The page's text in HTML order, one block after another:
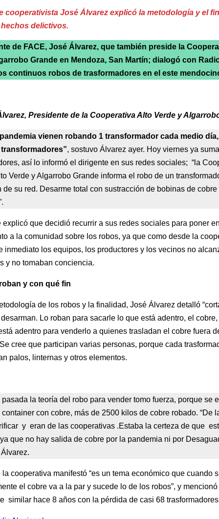
cooperativista José Álvarez explicó la metodología y el
delictivos.
de FACE, José Álvarez, que también preside la
Grande en Mendoza, San Martín; dialogó con
continuos robos de trasformadores en el este
Presidente de la Cooperativa Alto Verde y
vienen robando 1 transformador cada medio
, sostuvo Álvarez ayer. Hoy viernes ya
así lo informó el dirigente en sus redes sociales; “la
Verde y Algarrobo Grande informa el robo de un
de su red. Desarme total con sustracción de bobinas de
explicó que decidió recurrir a sus redes sociales para poner
a la comunidad sobre los robos, ya que como desde la
inmediato los equipos, los productores y los vecinos no
y no tomaban conciencia.
y con qué fin
de los robos y la finalidad, José Álvarez detalló
Lo roban para sacarle lo que está adentro, el
adentro para venderlo a quienes trasladan el cobre fuera
cree que participan varias personas, porque cada
palos, linternas y otros elementos.
la teoría del robo para vender tomo fuerza, porque se
con cobre, más de 2500 kilos de cobre robado. “De
y eran de las cooperativas .Estaba la certeza de que
que no hay salida de cobre por la pandemia ni por
cooperativa manifestó “es un tema económico que cuando
el cobre va a la par y sucede lo de los robos”, y mencionó
similar hace 8 años con la pérdida de casi 68